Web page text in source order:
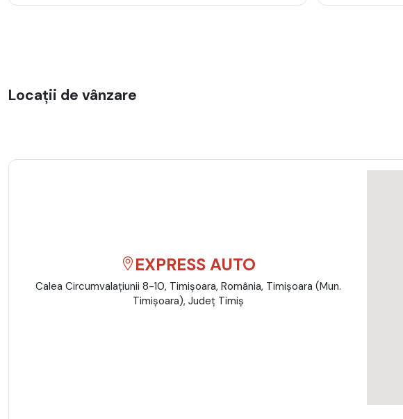
Locații de vânzare
EXPRESS AUTO
Calea Circumvalațiunii 8-10, Timișoara, România, Timişoara (Mun.
Timişoara), Județ Timiş